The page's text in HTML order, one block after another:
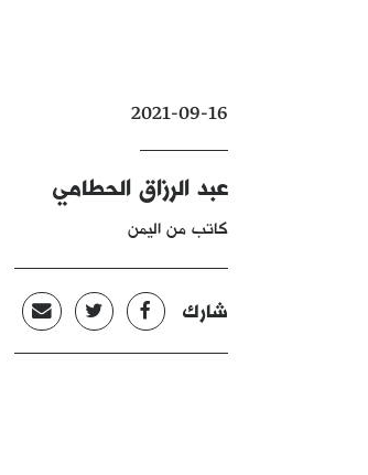
2021-09-16
عبد الرزاق الحطامي
كاتب من اليمن
شارك